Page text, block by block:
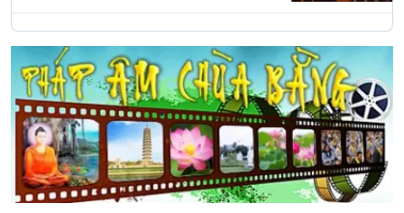
Hà Nội: Long trọng lễ khởi công xây
dựng Trung tâm văn hóa Phật giáo Thủ
đô
Hà Nội: Ngày tu học cuối cùng khép lại
khóa sinh hoạt Phật pháp mùa hè lần
thứ XIV tại chùa Bằng